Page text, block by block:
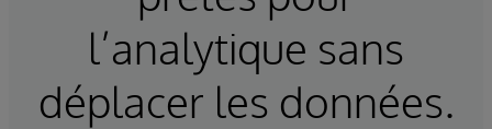
l’analytique sans
déplacer les données.